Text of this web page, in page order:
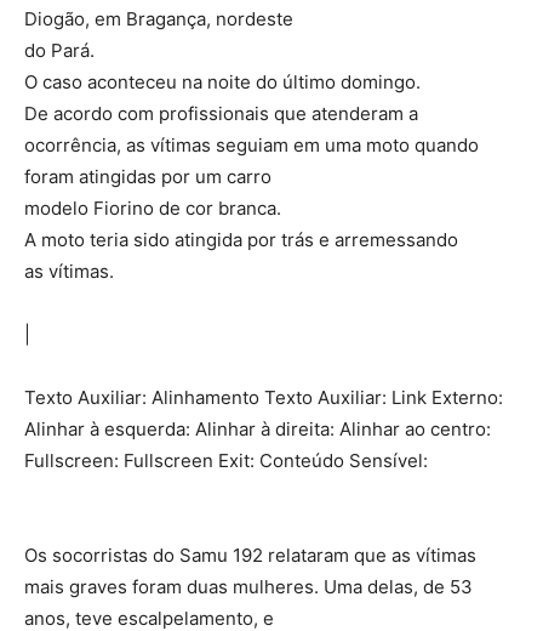
Diogão, em Bragança, nordeste
do Pará.
O caso aconteceu na noite do último domingo.
De acordo com profissionais que atenderam a
ocorrência, as vítimas seguiam em uma moto quando
foram atingidas por um carro
modelo Fiorino de cor branca.
A moto teria sido atingida por trás e arremessando
as vítimas.
Texto Auxiliar: Alinhamento Texto Auxiliar: Link Externo:
Alinhar à esquerda: Alinhar à direita: Alinhar ao centro:
Fullscreen: Fullscreen Exit: Conteúdo Sensível:
Os socorristas do Samu 192 relataram que as vítimas
mais graves foram duas mulheres. Uma delas, de 53
anos, teve escalpelamento, e